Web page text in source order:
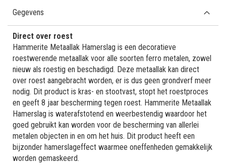
Gegevens
Direct over roest
Hammerite Metaallak Hamerslag is een decoratieve
roestwerende metaallak voor alle soorten ferro metalen, zowel
nieuw als roestig en beschadigd. Deze metaallak kan direct
over roest aangebracht worden, er is dus geen grondverf meer
nodig. Dit product is kras- en stootvast, stopt het roestproces
en geeft 8 jaar bescherming tegen roest. Hammerite Metaallak
Hamerslag is waterafstotend en weerbestendig waardoor het
goed gebruikt kan worden voor de bescherming van allerlei
metalen objecten in en om het huis. Dit product heeft een
bijzonder hamerslageffect waarmee oneffenheden gemakkelijk
worden gemaskeerd.